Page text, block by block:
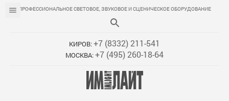
ПРОФЕССИОНАЛЬНОЕ СВЕТОВОЕ, ЗВУКОВОЕ И СЦЕНИЧЕСКОЕ ОБОРУДОВАНИЕ
КИРОВ:+7 (8332) 211-541
МОСКВА:+7 (495) 260-18-64